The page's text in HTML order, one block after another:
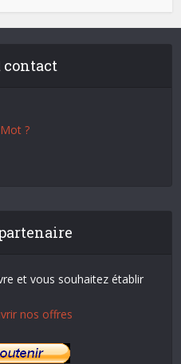
contact
?
et vous souhaitez établir
nos offres